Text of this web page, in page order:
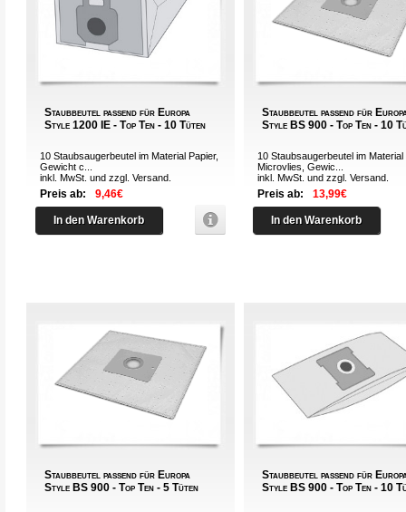
Staubbeutel passend für Europa
Style 1200 IE - Top Ten - 10 Tüten
10 Staubsaugerbeutel im Material Papier,
Gewicht c...
inkl. MwSt. und zzgl.Versand
Preis ab: 9,46€
In den Warenkorb
Staubbeutel passend für
Style BS 900 - Top Ten - 10
10 Staubsaugerbeutel im Material
Microvlies, Gewic...
inkl. MwSt. und zzgl.Versand
Preis ab: 13,99€
In den Warenkorb
Staubbeutel passend für Europa
Style BS 900 - Top Ten - 5 Tüten
Staubbeutel passend für
Style BS 900 - Top Ten - 10